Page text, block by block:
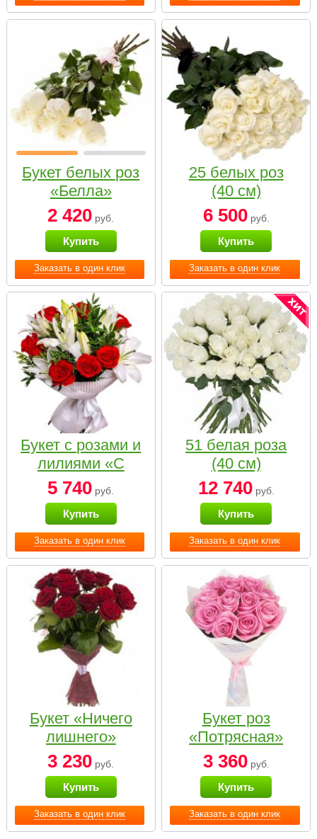
Заказать в один клик
Букет белых роз
«Белла»
2 420 руб.
Купить
Заказать в один клик
25 белых роз
(40 см)
6 500руб.
Купить
Заказать в один клик
Букет с розами и
лилиями «С
наилучшими
пожеланиями»
5 740 руб.
Купить
Заказать в один клик
51 белая роза
(40 см)
12 740руб.
Купить
Заказать в один клик
Букет «Ничего
лишнего»
3 230 руб.
Купить
Заказать в один клик
Букет роз
«Потрясная»
3 360руб.
Купить